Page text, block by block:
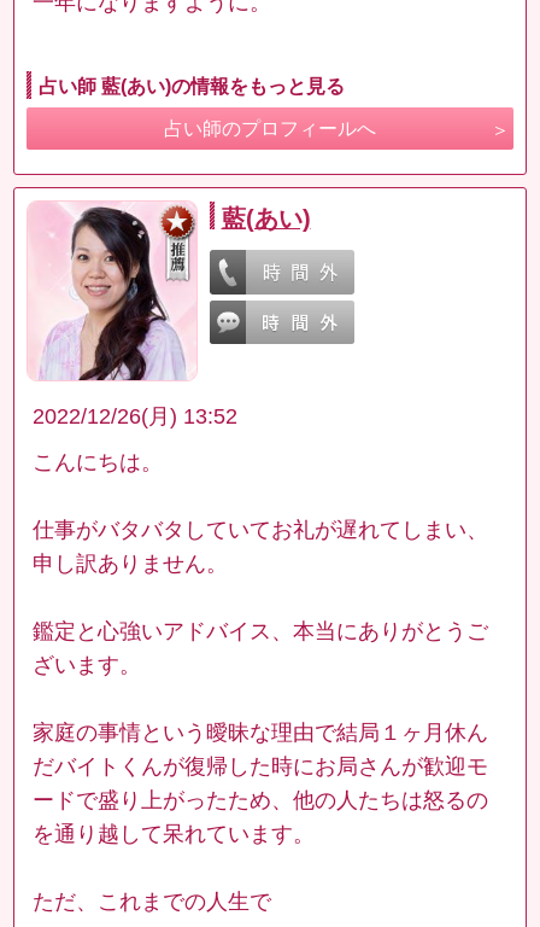
占い師 藍(あい)の情報をもっと見る
占い師のプロフィールへ
藍(あい)
2022/12/26(月) 13:52
こんにちは。
仕事がバタバタしていてお礼が遅れてしまい、
申し訳ありません。
鑑定と心強いアドバイス、本当にありがとうご
ざいます。
家庭の事情という曖昧な理由で結局１ヶ月休ん
だバイトくんが復帰した時にお局さんが歓迎モ
ードで盛り上がったため、他の人たちは怒るの
を通り越して呆れています。
ただ、これまでの人生で